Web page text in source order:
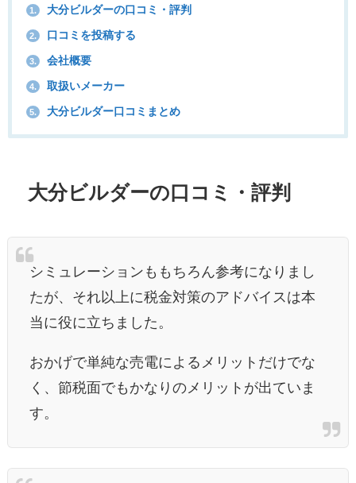
1. 大分ビルダーの口コミ・評判
2. 口コミを投稿する
3. 会社概要
4. 取扱いメーカー
5. 大分ビルダー口コミまとめ
大分ビルダーの口コミ・評判
シミュレーションももちろん参考になりまし
たが、それ以上に税金対策のアドバイスは本
当に役に立ちました。
おかげで単純な売電によるメリットだけでな
く、節税面でもかなりのメリットが出ていま
す。